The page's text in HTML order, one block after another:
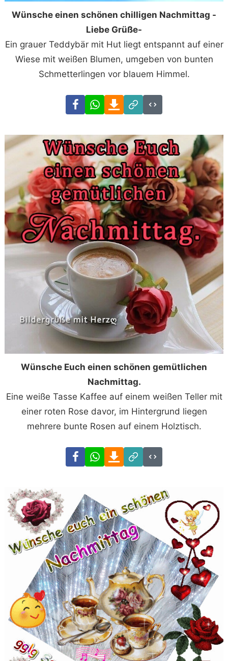
Wünsche einen schönen chilligen Nachmittag -
Liebe Grüße-
Ein grauer Teddybär mit Hut liegt entspannt auf einer
Wiese mit weißen Blumen, umgeben von bunten
Schmetterlingen vor blauem Himmel.
FacebookWhatsAppDownload
Link
Code
Wünsche Euch einen schönen gemütlichen
Nachmittag.
Eine weiße Tasse Kaffee auf einem weißen Teller mit
einer roten Rose davor, im Hintergrund liegen
mehrere bunte Rosen auf einem Holztisch.
FacebookWhatsAppDownload
Link
Code